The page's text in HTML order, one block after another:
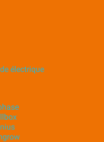
électrique